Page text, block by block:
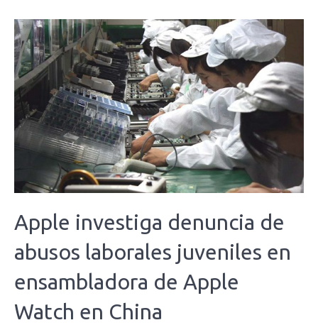
Apple investiga denuncia de
abusos laborales juveniles en
ensambladora de Apple
Watch en China